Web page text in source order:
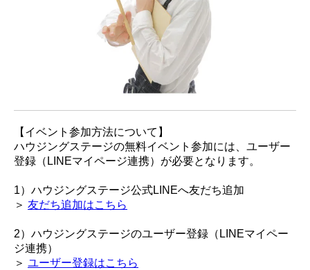
【イベント参加方法について】
ハウジングステージの無料イベント参加には、ユーザー
登録（LINEマイページ連携）が必要となります。
1）ハウジングステージ公式LINEへ友だち追加
＞ 友だち追加はこちら
2）ハウジングステージのユーザー登録（LINEマイペー
ジ連携）
＞ ユーザー登録はこちら